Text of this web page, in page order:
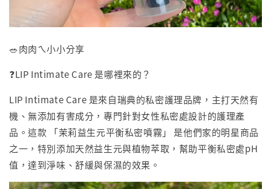
🥗肉肉ㄟ小小分享
❓LIP Intimate Care 是哪裡來的？
LIP Intimate Care 是來自瑞典的私密護理品牌，主打天然有
機、無添加有害成分，專門針對女性私密處設計的護理產
品。這款 「茉莉益生元平衡私密噴霧」 是他們家的明星商品
之一，特別添加天然益生元與植物萃取，幫助平衡私密處pH
值，達到淨味、舒緩與保濕的效果。